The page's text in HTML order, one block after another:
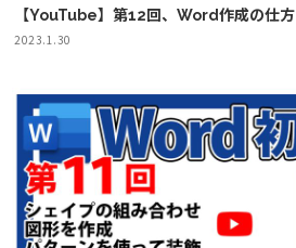
【YouTube】第12回、Word作成の仕方
2023.1.30